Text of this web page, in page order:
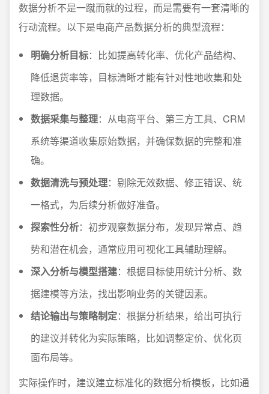
数据分析不是一蹴而就的过程，而是需要有一套清晰的
行动流程。以下是电商产品数据分析的典型流程：
明确分析目标：比如提高转化率、优化产品结构、
降低退货率等，目标清晰才能有针对性地收集和处
理数据。
数据采集与整理：从电商平台、第三方工具、CRM
系统等渠道收集原始数据，并确保数据的完整和准
确。
数据清洗与预处理：剔除无效数据、修正错误、统
一格式，为后续分析做好准备。
探索性分析：初步观察数据分布，发现异常点、趋
势和潜在机会，通常应用可视化工具辅助理解。
深入分析与模型搭建：根据目标使用统计分析、数
据建模等方法，找出影响业务的关键因素。
结论输出与策略制定：根据分析结果，给出可执行
的建议并转化为实际策略，比如调整定价、优化页
面布局等。
实际操作时，建议建立标准化的数据分析模板，比如通